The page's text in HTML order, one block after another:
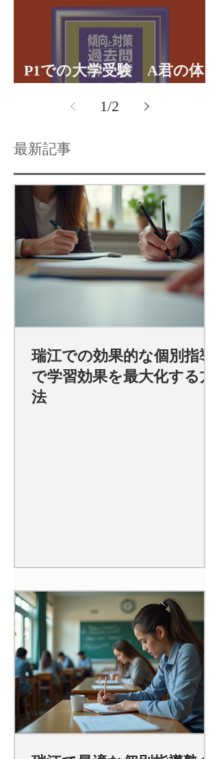
P1での大学受験 A君の体
1/2
最新記事
瑞江での効果的な個別指導
で学習効果を最大化する方
法